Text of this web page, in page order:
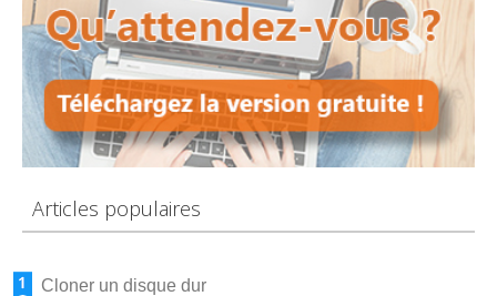
Articles populaires
Cloner un disque dur